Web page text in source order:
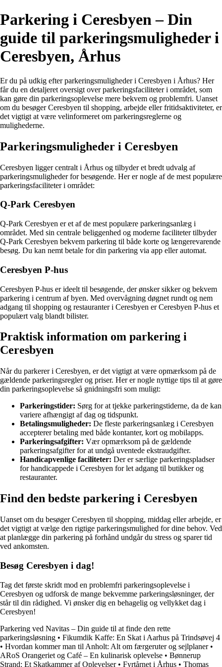
Parkering i Ceresbyen – Din
guide til parkeringsmuligheder i
Ceresbyen, Århus
Er du på udkig efter parkeringsmuligheder i Ceresbyen i Århus? Her
får du en detaljeret oversigt over parkeringsfaciliteter i området, som
kan gøre din parkeringsoplevelse mere bekvem og problemfri. Uanset
om du besøger Ceresbyen til shopping, arbejde eller fritidsaktiviteter, er
det vigtigt at være velinformeret om parkeringsreglerne og
mulighederne.
Parkeringsmuligheder i Ceresbyen
Ceresbyen ligger centralt i Århus og tilbyder et bredt udvalg af
parkeringsmuligheder for besøgende. Her er nogle af de mest populære
parkeringsfaciliteter i området:
Q-Park Ceresbyen
Q-Park Ceresbyen er et af de mest populære parkeringsanlæg i
området. Med sin centrale beliggenhed og moderne faciliteter tilbyder
Q-Park Ceresbyen bekvem parkering til både korte og længerevarende
besøg. Du kan nemt betale for din parkering via app eller automat.
Ceresbyen P-hus
Ceresbyen P-hus er ideelt til besøgende, der ønsker sikker og bekvem
parkering i centrum af byen. Med overvågning døgnet rundt og nem
adgang til shopping og restauranter i Ceresbyen er Ceresbyen P-hus et
populært valg blandt bilister.
Praktisk information om parkering i
Ceresbyen
Når du parkerer i Ceresbyen, er det vigtigt at være opmærksom på de
gældende parkeringsregler og priser. Her er nogle nyttige tips til at gøre
din parkeringsoplevelse så gnidningsfri som muligt:
Parkeringstider: Sørg for at tjekke parkeringstiderne, da de kan
variere afhængigt af dag og tidspunkt.
Betalingsmuligheder: De fleste parkeringsanlæg i Ceresbyen
accepterer betaling med både kontanter, kort og mobilapps.
Parkeringsafgifter: Vær opmærksom på de gældende
parkeringsafgifter for at undgå uventede ekstraudgifter.
Handicapvenlige faciliteter: Der er særlige parkeringspladser
for handicappede i Ceresbyen for let adgang til butikker og
restauranter.
Find den bedste parkering i Ceresbyen
Uanset om du besøger Ceresbyen til shopping, middag eller arbejde, er
det vigtigt at vælge den rigtige parkeringsmulighed for dine behov. Ved
at planlægge din parkering på forhånd undgår du stress og sparer tid
ved ankomsten.
Besøg Ceresbyen i dag!
Tag det første skridt mod en problemfri parkeringsoplevelse i
Ceresbyen og udforsk de mange bekvemme parkeringsløsninger, der
står til din rådighed. Vi ønsker dig en behagelig og vellykket dag i
Ceresbyen!
Parkering ved Navitas – Din guide til at finde den rette
parkeringsløsning • Fikumdik Kaffe: En Skat i Aarhus på Trindsøvej 4
• Hvordan kommer man til Anholt: Alt om færgeruter og sejlplaner•
ARoS Orangeriet og Café – En kulinarisk oplevelse • Bønnerup
Strand: Et Skatkammer af Oplevelser• Fyrtårnet i Århus • Thomas